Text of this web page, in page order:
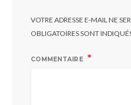
VOTRE ADRESSE E-MAIL NE
OBLIGATOIRES SONT
COMMENTAIRE